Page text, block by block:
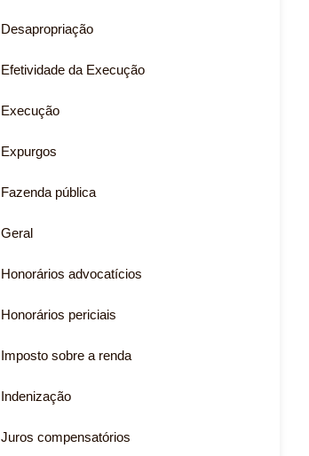
Desapropriação
Efetividade da Execução
Execução
Expurgos
Fazenda pública
Geral
Honorários advocatícios
Honorários periciais
Imposto sobre a renda
Indenização
Juros compensatórios